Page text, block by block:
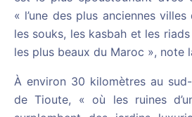
« l’une des plus anciennes
les souks, les kasbah et les
les plus beaux du Maroc », note
À environ 30 kilomètres au
de Tioute, « où les ruines